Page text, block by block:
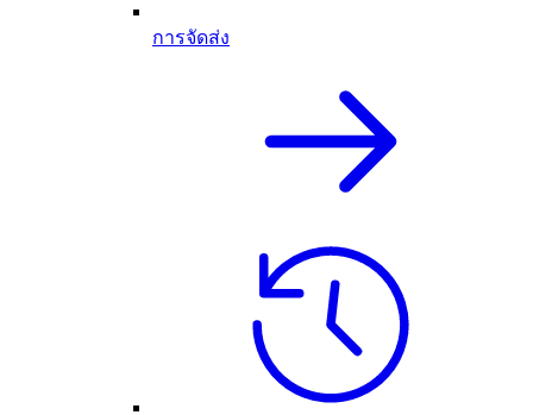
การจัดส่ง